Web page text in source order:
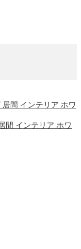
間 インテリア ホワ
間 インテリア ホワ